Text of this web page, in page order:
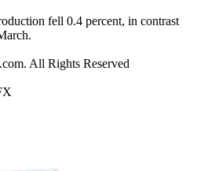
fell 0.4 percent, in contrast
All Rights Reserved